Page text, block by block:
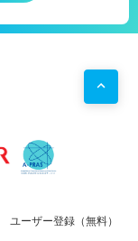
ユーザー登録（無料）